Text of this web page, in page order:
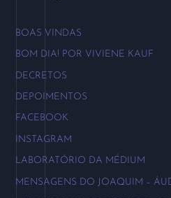
BOAS VINDAS
BOM DIA! POR VIVIENE KAUF
DECRETOS
DEPOIMENTOS
FACEBOOK
INSTAGRAM
LABORATÓRIO DA MÉDIUM
MENSAGENS DO JOAQUIM –